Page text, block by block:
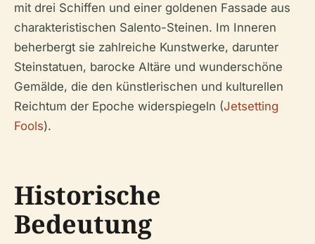
mit drei Schiffen und einer goldenen Fassade aus
charakteristischen Salento-Steinen. Im Inneren
beherbergt sie zahlreiche Kunstwerke, darunter
Steinstatuen, barocke Altäre und wunderschöne
Gemälde, die den künstlerischen und kulturellen
Reichtum der Epoche widerspiegeln (Jetsetting
Fools).
Historische
Bedeutung